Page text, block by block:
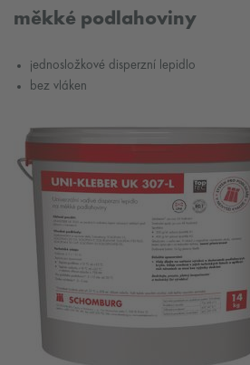
měkké podlahoviny
jednosložkové disperzní lepidlo
bez vláken